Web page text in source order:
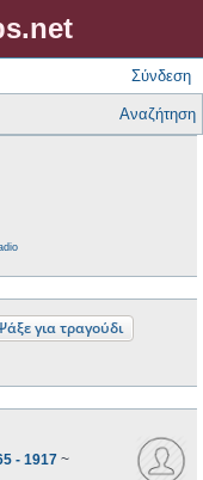
Σύνδεση
Αναζήτηση
- 1917 ~